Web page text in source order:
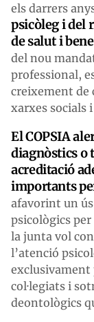
els darrers
psicòleg i del
de salut i
del nou
professional,
creixement de
xarxes socials
El COPSIA
diagnòstics o
acreditació
importants
afavorint un
psicològics
la junta vol
l’atenció
exclusivament
col·legiats i
deontològics